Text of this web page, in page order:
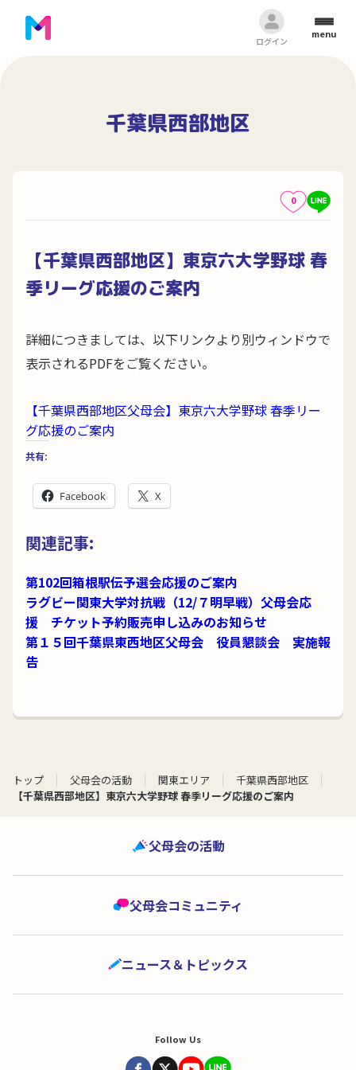
ログイン
menu
千葉県西部地区
0
【千葉県西部地区】東京六大学野球 春
季リーグ応援のご案内
詳細につきましては、以下リンクより別ウィンドウで
表示されるPDFをご覧ください。
【千葉県西部地区父母会】東京六大学野球 春季リー
グ応援のご案内
共有:
Facebook X
関連記事:
第102回箱根駅伝予選会応援のご案内
ラグビー関東大学対抗戦（12/７明早戦）父母会応
援 チケット予約販売申し込みのお知らせ
第１５回千葉県東西地区父母会 役員懇談会 実施報
告
トップ 父母会の活動 関東エリア
千葉県西部地区
【千葉県西部地区】東京六大学野球 春季リーグ応援のご案内
父母会の活動
父母会コミュニティ
ニュース＆トピックス
Follow Us